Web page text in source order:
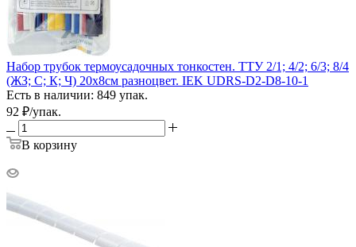
Набор трубок термоусадочных тонкостен. ТТУ 2/1; 4/2; 6/3; 8/4
(ЖЗ; С; К; Ч) 20х8см разноцвет. IEK UDRS-D2-D8-10-1
Есть в наличии: 849 упак.
92 ₽/упак.
В корзину